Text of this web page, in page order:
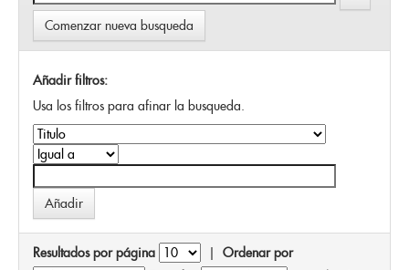
Comenzar nueva busqueda
Añadir filtros:
Usa los filtros para afinar la busqueda.
Resultados por página | Ordenar por